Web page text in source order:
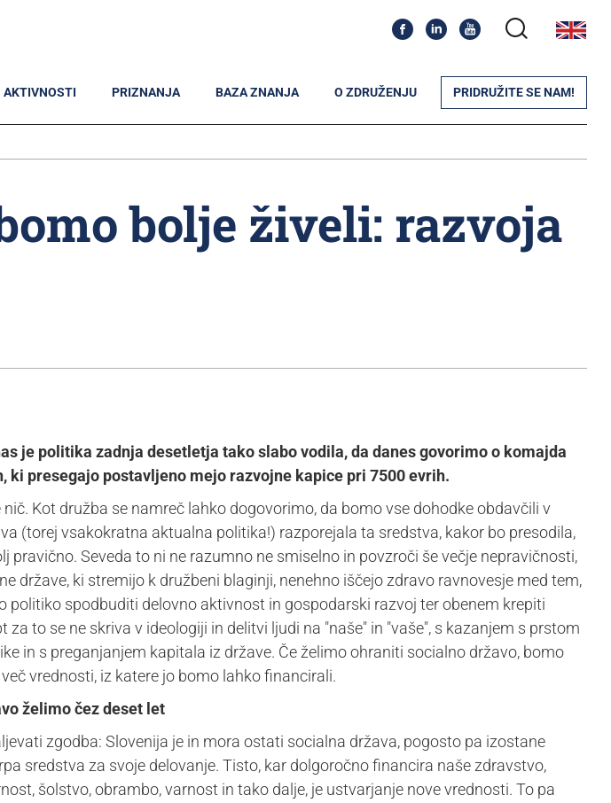
AKTIVNOSTI PRIZNANJA BAZA ZNANJA O ZDRUŽENJU PRIDRUŽITE SE NAM!
bolje živeli: razvoja
je politika zadnja desetletja tako slabo vodila, da danes govorimo o komajda
ki presegajo postavljeno mejo razvojne kapice pri 7500 evrih.
Kot družba se namreč lahko dogovorimo, da bomo vse dohodke obdavčili v
(torej vsakokratna aktualna politika!) razporejala ta sredstva, kakor bo presodila,
pravično. Seveda to ni ne razumno ne smiselno in povzroči še večje nepravičnosti,
države, ki stremijo k družbeni blaginji, nenehno iščejo zdravo ravnovesje med tem,
politiko spodbuditi delovno aktivnost in gospodarski razvoj ter obenem krepiti
za to se ne skriva v ideologiji in delitvi ljudi na "naše" in "vaše", s kazanjem s prstom
in s preganjanjem kapitala iz države. Če želimo ohraniti socialno državo, bomo
vrednosti, iz katere jo bomo lahko financirali.
želimo čez deset let
zgodba: Slovenija je in mora ostati socialna država, pogosto pa izostane
sredstva za svoje delovanje. Tisto, kar dolgoročno financira naše zdravstvo,
šolstvo, obrambo, varnost in tako dalje, je ustvarjanje nove vrednosti. To pa